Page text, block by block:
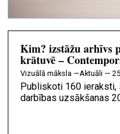
Kim? izstāžu arhīvs
krātuvē –
vizuālā māksla —Aktuāli —
Publiskoti 160 ieraksti,
darbības uzsākšanas